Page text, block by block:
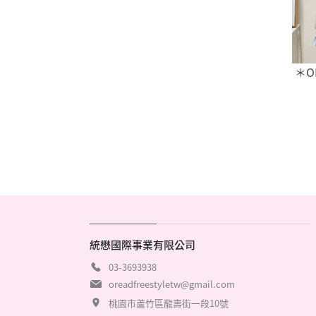
＊
統懋國際事業有限公司
03-3693938
oreadfreestyletw@gmail.com
桃園市蘆竹區龍壽街一段10號